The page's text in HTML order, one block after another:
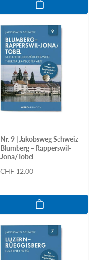
Nr. 9 | Jakobsweg Schweiz
Blumberg – Rapperswil-
Jona/Tobel
Normaler
CHF 12.00